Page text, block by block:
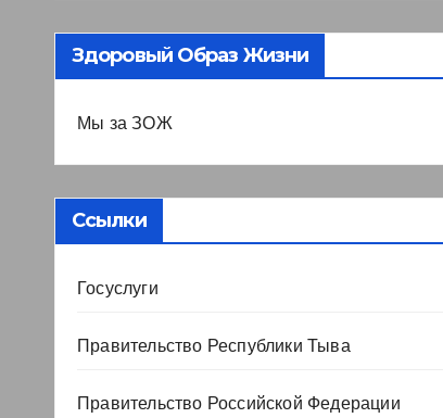
Здоровый Образ Жизни
Мы за ЗОЖ
Ссылки
Госуслуги
Правительство Республики Тыва
Правительство Российской Федерации